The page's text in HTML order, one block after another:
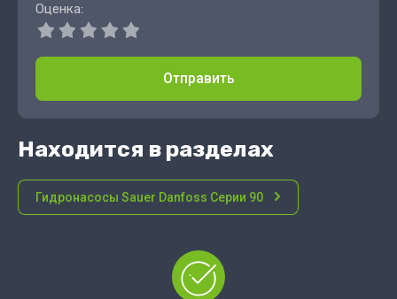
Оценка:
Отправить
Находится в разделах
Гидронасосы Sauer Danfoss Серии 90